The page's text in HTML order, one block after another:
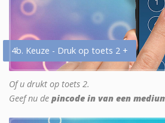
4b. Keuze - Druk op toets 2 +
Of u drukt op toets 2.
Geef nu de pincode in van een